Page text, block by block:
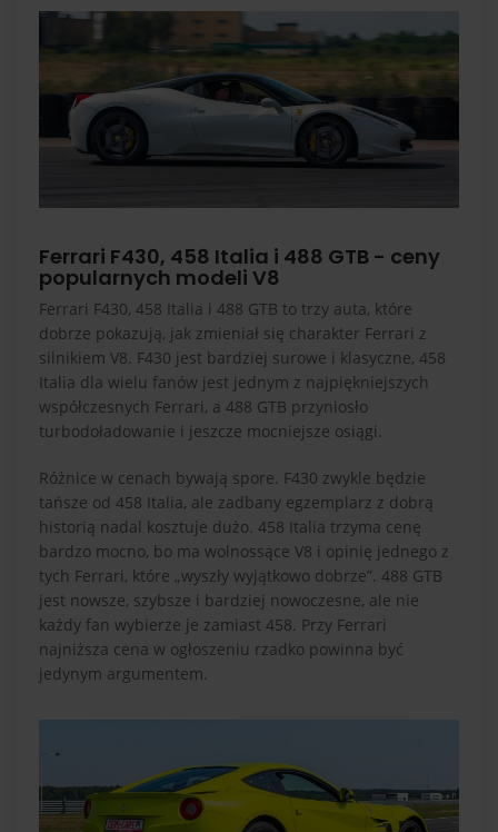
Ferrari F430, 458 Italia i 488 GTB - ceny
popularnych modeli V8
Ferrari F430, 458 Italia i 488 GTB to trzy auta, które
dobrze pokazują, jak zmieniał się charakter Ferrari z
silnikiem V8. F430 jest bardziej surowe i klasyczne, 458
Italia dla wielu fanów jest jednym z najpiękniejszych
współczesnych Ferrari, a 488 GTB przyniosło
turbodoładowanie i jeszcze mocniejsze osiągi.
Różnice w cenach bywają spore. F430 zwykle będzie
tańsze od 458 Italia, ale zadbany egzemplarz z dobrą
historią nadal kosztuje dużo. 458 Italia trzyma cenę
bardzo mocno, bo ma wolnossące V8 i opinię jednego z
tych Ferrari, które „wyszły wyjątkowo dobrze”. 488 GTB
jest nowsze, szybsze i bardziej nowoczesne, ale nie
każdy fan wybierze je zamiast 458. Przy Ferrari
najniższa cena w ogłoszeniu rzadko powinna być
jedynym argumentem.